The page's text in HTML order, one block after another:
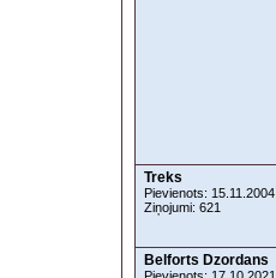
Treks
Pievienots: 15.11.2004
Ziņojumi: 621
Belforts Dzordans